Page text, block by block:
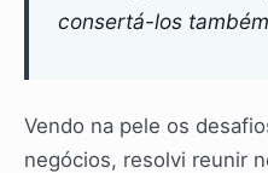
consertá-los
Vendo na pele os
negócios, resolvi reunir